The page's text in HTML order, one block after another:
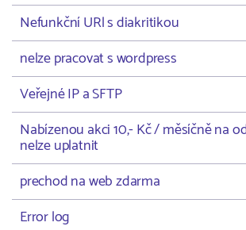
Nefunkční URl s diakritikou
nelze pracovat s wordpress
Veřejné IP a SFTP
Nabízenou akci 10,- Kč / měsíčně na
nelze uplatnit
prechod na web zdarma
Error log